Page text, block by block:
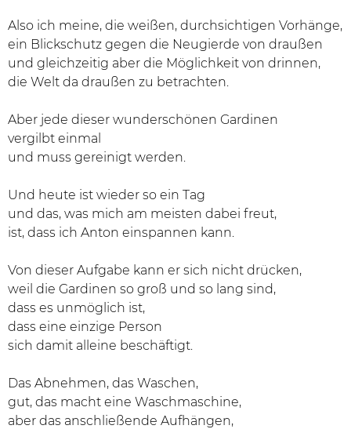
Also ich meine, die weißen, durchsichtigen Vorhänge,
ein Blickschutz gegen die Neugierde von draußen
und gleichzeitig aber die Möglichkeit von drinnen,
die Welt da draußen zu betrachten.
Aber jede dieser wunderschönen Gardinen
vergilbt einmal
und muss gereinigt werden.
Und heute ist wieder so ein Tag
und das, was mich am meisten dabei freut,
ist, dass ich Anton einspannen kann.
Von dieser Aufgabe kann er sich nicht drücken,
weil die Gardinen so groß und so lang sind,
dass es unmöglich ist,
dass eine einzige Person
sich damit alleine beschäftigt.
Das Abnehmen, das Waschen,
gut, das macht eine Waschmaschine,
aber das anschließende Aufhängen,